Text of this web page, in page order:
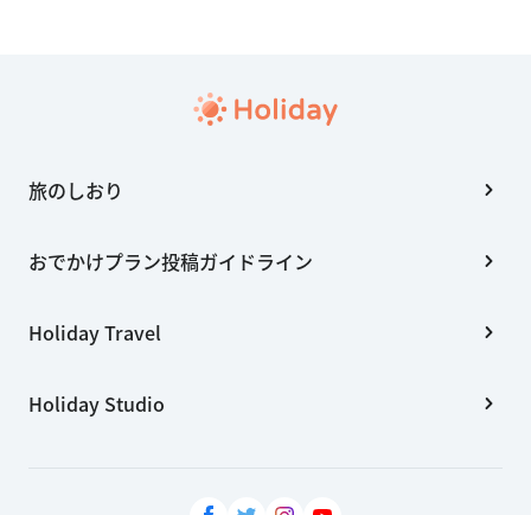
旅のしおり
おでかけプラン投稿ガイドライン
Holiday Travel
Holiday Studio